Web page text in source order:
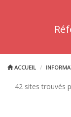
ACCUEIL
42 sites trouvés